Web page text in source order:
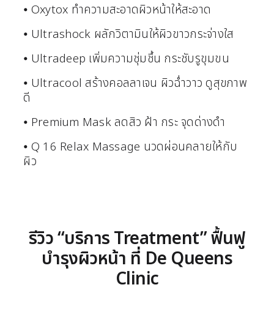
⦁ Oxytox ทำความสะอาดผิวหน้าให้สะอาด
⦁ Ultrashock ผลักวิตามินให้ผิวขาวกระจ่างใส
⦁ Ultradeep เพิ่มความชุ่มชื้น กระชับรูขุมขน
⦁ Ultracool สร้างคอลลาเจน ผิวฉ่ำวาว ดูสุขภาพ
ดี
⦁ Premium Mask ลดสิว ฝ้า กระ จุดด่างดำ
⦁ Q 16 Relax Massage นวดผ่อนคลายให้กับ
ผิว
รีวิว “บริการ Treatment” ฟื้นฟู
บำรุงผิวหน้า ที่ De Queens
Clinic